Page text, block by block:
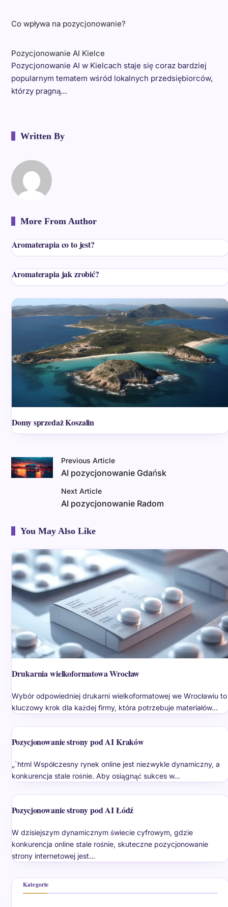
Co wpływa na pozycjonowanie?
Pozycjonowanie AI Kielce
Pozycjonowanie AI w Kielcach staje się coraz bardziej
popularnym tematem wśród lokalnych przedsiębiorców,
którzy pragną…
Written By
More From Author
Aromaterapia co to jest?
Aromaterapia jak zrobić?
Domy sprzedaż Koszalin
Previous Article
AI pozycjonowanie Gdańsk
Next Article
AI pozycjonowanie Radom
You May Also Like
Drukarnia wielkoformatowa Wrocław
Wybór odpowiedniej drukarni wielkoformatowej we Wrocławiu to
kluczowy krok dla każdej firmy, która potrzebuje materiałów…
Pozycjonowanie strony pod AI Kraków
„`html Współczesny rynek online jest niezwykle dynamiczny, a
konkurencja stale rośnie. Aby osiągnąć sukces w…
Pozycjonowanie strony pod AI Łódź
W dzisiejszym dynamicznym świecie cyfrowym, gdzie
konkurencja online stale rośnie, skuteczne pozycjonowanie
strony internetowej jest…
Kategorie